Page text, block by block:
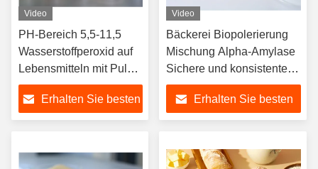
Video
PH-Bereich 5,5-11,5
Wasserstoffperoxid auf
Lebensmitteln mit Pulver
und Flüssigkeit
Erhalten Sie besten
Video
Bäckerei Biopolerierung
Mischung Alpha-Amylase
Sichere und konsistente
Polierung im
Temperaturbereich 30C-
70C für empfindliche
Erhalten Sie besten